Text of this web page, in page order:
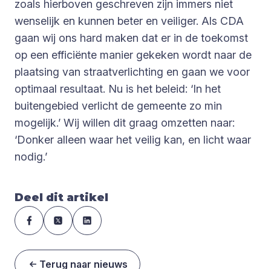
zoals hierboven geschreven zijn immers niet
wenselijk en kunnen beter en veiliger. Als CDA
gaan wij ons hard maken dat er in de toekomst
op een efficiënte manier gekeken wordt naar de
plaatsing van straatverlichting en gaan we voor
optimaal resultaat. Nu is het beleid: ‘In het
buitengebied verlicht de gemeente zo min
mogelijk.’ Wij willen dit graag omzetten naar:
‘Donker alleen waar het veilig kan, en licht waar
nodig.’
Deel dit artikel
Terug naar nieuws